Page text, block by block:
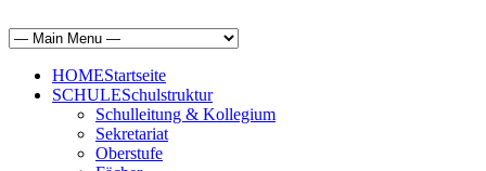
HOMEStartseite
SCHULESchulstruktur
Schulleitung & Kollegium
Sekretariat
Oberstufe